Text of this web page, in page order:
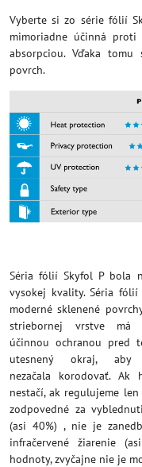
Vyberte si zo série fólií
mimoriadne účinná
absorpciou. Vďaka
povrch.
Séria fólií Skyfol P bola
vysokej kvality. Séria
moderné sklenené
striebornej vrstve
účinnou ochranou pred
utesnený okraj,
nezačala korodovať. Ak
nestačí, ak regulujeme
zodpovedné za
(asi 40%) , nie je
infračervené žiarenie
hodnoty, zvyčajne nie je